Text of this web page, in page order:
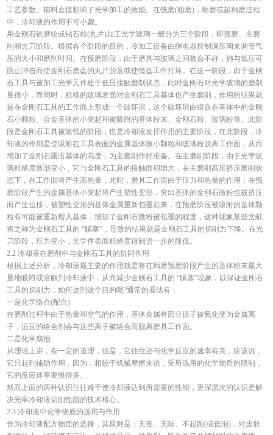
工艺参数、辅料直接影响了光学加工的效能。在铣磨(粗磨)，精磨或超精磨过程
中，冷却液的作用不可小觑。
用金刚石铣磨轮或钻石粒(丸片)加工光学玻璃一般分为三个阶段，即预磨、主磨
削和光刀阶段。根据各个阶段的目的，冷加工设备由继电器控制调压阀来调节气
压的大小和磨削时间。在预磨阶段，由于磨具与玻璃之间吻合不好，施与低压可
防止冲击而使金刚石磨盘的丸片脱落或使镜盘工件打坏。在这一阶段，由于金刚
石工具与被加工光学元件处于低压接触磨削状态，此时金刚石对光学玻璃的磨削
量很小，而同时，粗糙的玻璃表面对金刚石工具基体也产生磨削，作用的结果就
是在金刚石工具的工作面上形成一个破坏层，这个破坏层由镶嵌在基体中的金刚
石小颗粒、合金基体的小突起和被吸附的基体粉末、金刚石粉、玻璃粉等。此阶
段是金刚石工具被致锐的阶段，也是冷却液发挥作用的主要阶段，在此阶段，冷
却液的作用是使吸附在工具表面的金属基体微小颗粒和玻璃粉脱离工作面，从而
增加了金刚石露出基体的高度，为主磨削作好准备。在主磨削阶段，由于光学玻
璃粗糙度逐渐变小，它与金刚石工具的接触面积增大，在主磨削高压挤压磨削状
态下，在工作面将产生高热量，此时，磨具工作面由于压力和热量的作用，在预
磨阶段产生的金属基体小突起将产生塑性变形，突出基体的金刚石微粉也被挤压
而产生位移，被塑性变形的基体金属重新包覆起来，在预磨阶段被吸附的基体颗
粒有可能被重新熔入基体，增加了金刚石微粉被包覆的程度，这种现象某些文献
将之称为金刚石工具的 “腻塞”，导致的结果就是金刚石工具的切削力下降。在光
刀阶段，压力变小，光学件表面粗糙度得到进一步的降低。
2.2 冷却液在磨削中与金刚石工具的协同作用
根据上述分析，冷却液最主要的作用就是将在精磨预磨阶段产生的基体粉末最大
量地吸附或溶解到冷却液中，从而减少金刚石工具的 “腻塞”现象，以保证金刚石
工具的切削力，如何达到这个目的呢?通常的看法有：
一是化学络合(配合)
在磨削过程中由于热量和空气的作用，基体金属有部分原子被氧化变为金属离
子，适宜的络合剂会与这些离子被络合而脱离磨具工作面。
二是化学腐蚀
从理论上讲，有一定的道理，但是，它往往还与化学反应的速率有关，应该说，
它只起到辅助作用，因为，相较于机械摩擦来说，受所选用的化学物质的限制，
它的反应速率要慢得多。
然而上面的两种认识往往难于使冷却液达到所需要的性能，更深层次的认识是解
决光学冷却液切削性能的技术核心。
2.3 冷却液中化学物质的选用与作用
作为冷却液配方物质的选择，其原则是：无毒、无味、不起跑(或低泡)，对皮肤